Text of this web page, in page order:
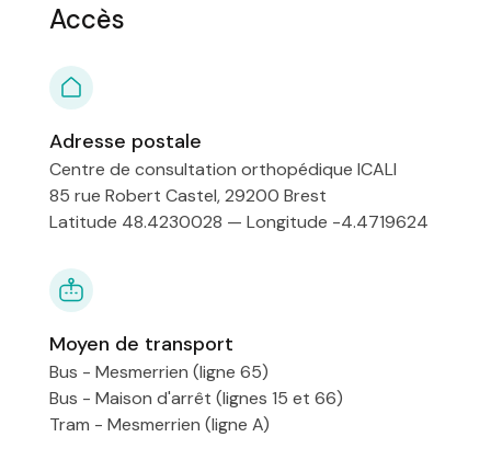
Accès
Adresse postale
Centre de consultation orthopédique ICALI
85 rue Robert Castel, 29200 Brest
Latitude 48.4230028 — Longitude -4.4719624
Moyen de transport
Bus - Mesmerrien (ligne 65)
Bus - Maison d'arrêt (lignes 15 et 66)
Tram - Mesmerrien (ligne A)